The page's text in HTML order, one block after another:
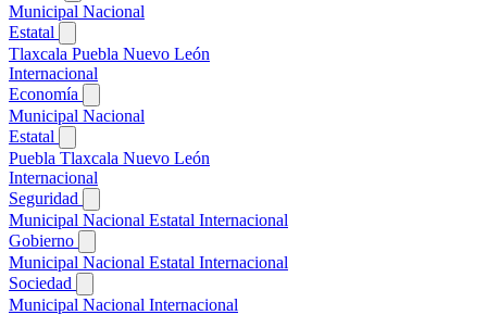
Municipal Nacional
Estatal
Tlaxcala Puebla Nuevo León
Internacional
Economía
Municipal Nacional
Estatal
Puebla Tlaxcala Nuevo León
Internacional
Seguridad
Municipal Nacional Estatal Internacional
Gobierno
Municipal Nacional Estatal Internacional
Sociedad
Municipal Nacional Internacional